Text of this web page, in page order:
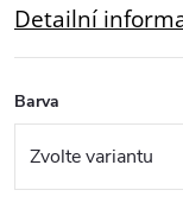
Detailní
Barva